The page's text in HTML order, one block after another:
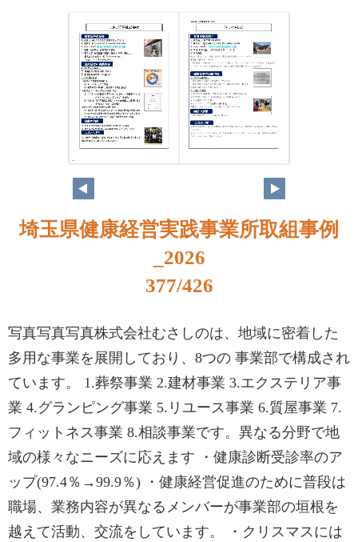
361
360
埼玉県健康経営実践事業所取組事例
_2026
377/426
写真写真写真株式会社むさしのは、地域に密着した
多用な事業を展開しており、8つの 事業部で構成され
ています。 1.葬祭事業 2.建材事業 3.エクステリア事
業 4.グランピング事業 5.リユース事業 6.質屋事業 7.
フィットネス事業 8.相談事業です。異なる分野で地
域の様々なニーズに応えます ・健康診断受診率のア
ップ(97.4％→99.9％) ・健康経営促進のために普段は
職場、業務内容が異なるメンバーが事業部の垣根を
越えて活動、交流をしています。 ・クリスマスには